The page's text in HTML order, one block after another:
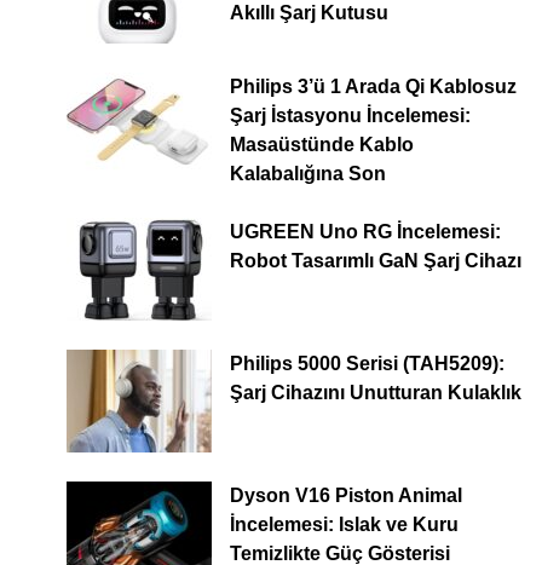
Akıllı Şarj Kutusu
Philips 3’ü 1 Arada Qi Kablosuz
Şarj İstasyonu İncelemesi:
Masaüstünde Kablo
Kalabalığına Son
UGREEN Uno RG İncelemesi:
Robot Tasarımlı GaN Şarj Cihazı
Philips 5000 Serisi (TAH5209):
Şarj Cihazını Unutturan Kulaklık
Dyson V16 Piston Animal
İncelemesi: Islak ve Kuru
Temizlikte Güç Gösterisi